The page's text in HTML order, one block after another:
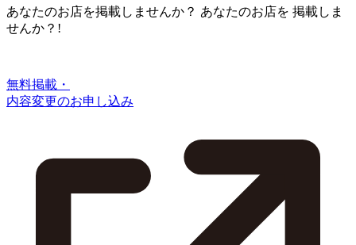
あなたのお店を掲載しませんか？ あなたのお店を 掲載しま
せんか？!
無料掲載・
内容変更のお申し込み